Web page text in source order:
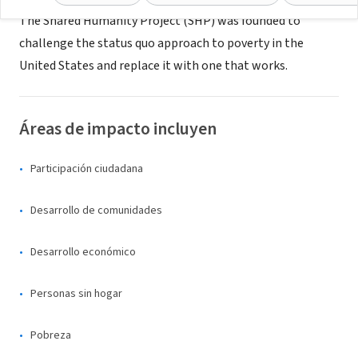
The Shared Humanity Project (SHP) was founded to
challenge the status quo approach to poverty in the
United States and replace it with one that works.
Áreas de impacto incluyen
Participación ciudadana
Desarrollo de comunidades
Desarrollo económico
Personas sin hogar
Pobreza